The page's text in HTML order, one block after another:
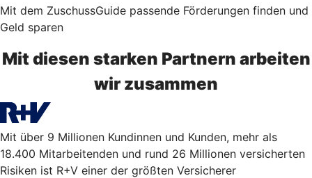
Mit dem ZuschussGuide passende Förderungen finden und
Geld sparen
Mit diesen starken Partnern arbeiten
wir zusammen
Mit über 9 Millionen Kundinnen und Kunden, mehr als
18.400 Mitarbeitenden und rund 26 Millionen versicherten
Risiken ist R+V einer der größten Versicherer